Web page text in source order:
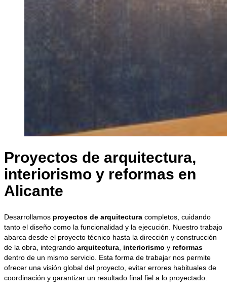
Proyectos de arquitectura,
interiorismo y reformas en
Alicante
Desarrollamos proyectos de arquitectura completos, cuidando
tanto el diseño como la funcionalidad y la ejecución. Nuestro trabajo
abarca desde el proyecto técnico hasta la dirección y construcción
de la obra, integrando arquitectura interiorismo y reformas
dentro de un mismo servicio. Esta forma de trabajar nos permite
ofrecer una visión global del proyecto, evitar errores habituales de
coordinación y garantizar un resultado final fiel a lo proyectado.